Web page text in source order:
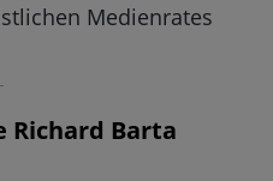
Medienrates
Richard Barta